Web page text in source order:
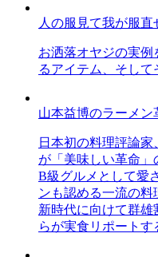
人の服見て我が服直
お洒落オヤジの実
るアイテム、そして
山本益博のラーメン
日本初の料理評論
が「美味しい革命」
B級グルメとして愛
ンも認める一流の料
新時代に向けて群雄
らが実食リポートす